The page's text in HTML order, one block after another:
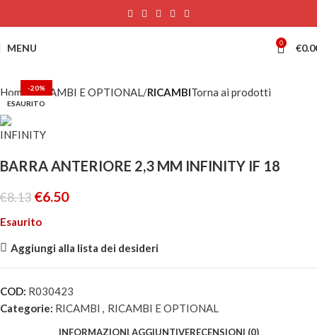
MENU 0 €
-20%
ESAURITO
Home RICAMBI E OPTIONAL RICAMBITorna ai prodotti
BARRA ANTERIORE 2,3 MM INFINITY IF 18
€8.13 €6.50
Esaurito
Aggiungi alla lista dei desideri
COD: R030423
Categorie: RICAMBI , RICAMBI E OPTIONAL
INFORMAZIONI AGGIUNTIVERECENSIONI (0)